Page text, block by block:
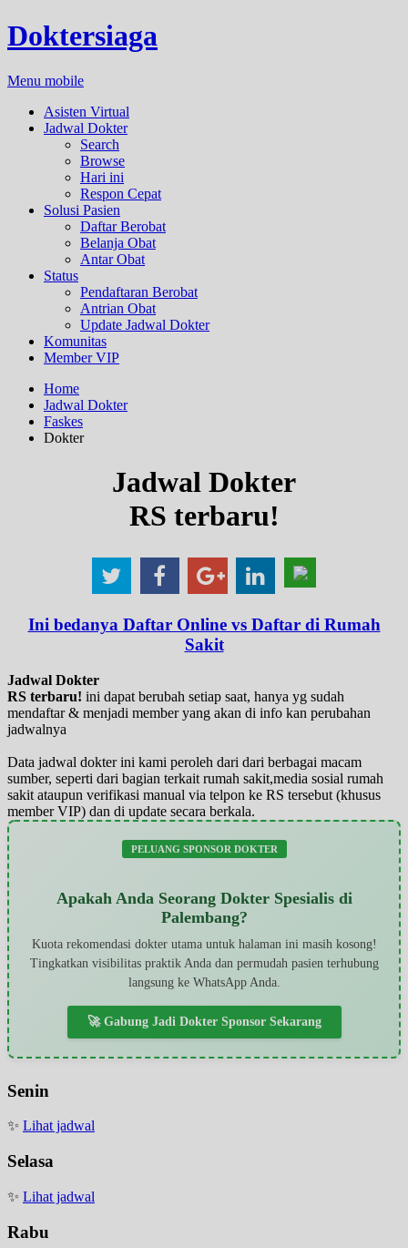
Doktersiaga
Menu mobile
Asisten Virtual
Jadwal Dokter
Search
Browse
Hari ini
Respon Cepat
Solusi Pasien
Daftar Berobat
Belanja Obat
Antar Obat
Status
Pendaftaran Berobat
Antrian Obat
Update Jadwal Dokter
Komunitas
Member VIP
Home
Jadwal Dokter
Faskes
Dokter
Jadwal Dokter
RS terbaru!
Ini bedanya Daftar Online vs Daftar di Rumah
Sakit
Jadwal Dokter
RS terbaru! ini dapat berubah setiap saat, hanya yg sudah
mendaftar & menjadi member yang akan di info kan perubahan
jadwalnya
Data jadwal dokter ini kami peroleh dari dari berbagai macam
sumber, seperti dari bagian terkait rumah sakit,media sosial rumah
sakit ataupun verifikasi manual via telpon ke RS tersebut (khusus
member VIP) dan di update secara berkala.
PELUANG SPONSOR DOKTER
Apakah Anda Seorang Dokter Spesialis di
Palembang?
Kuota rekomendasi dokter utama untuk halaman ini masih kosong!
Tingkatkan visibilitas praktik Anda dan permudah pasien terhubung
langsung ke WhatsApp Anda.
🚀 Gabung Jadi Dokter Sponsor Sekarang
Senin
✨ Lihat jadwal
Selasa
✨ Lihat jadwal
Rabu